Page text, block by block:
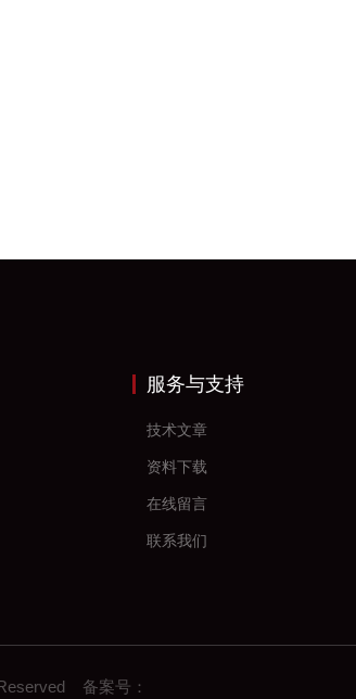
服务与支持
技术文章
资料下载
在线留言
联系我们
备案号：